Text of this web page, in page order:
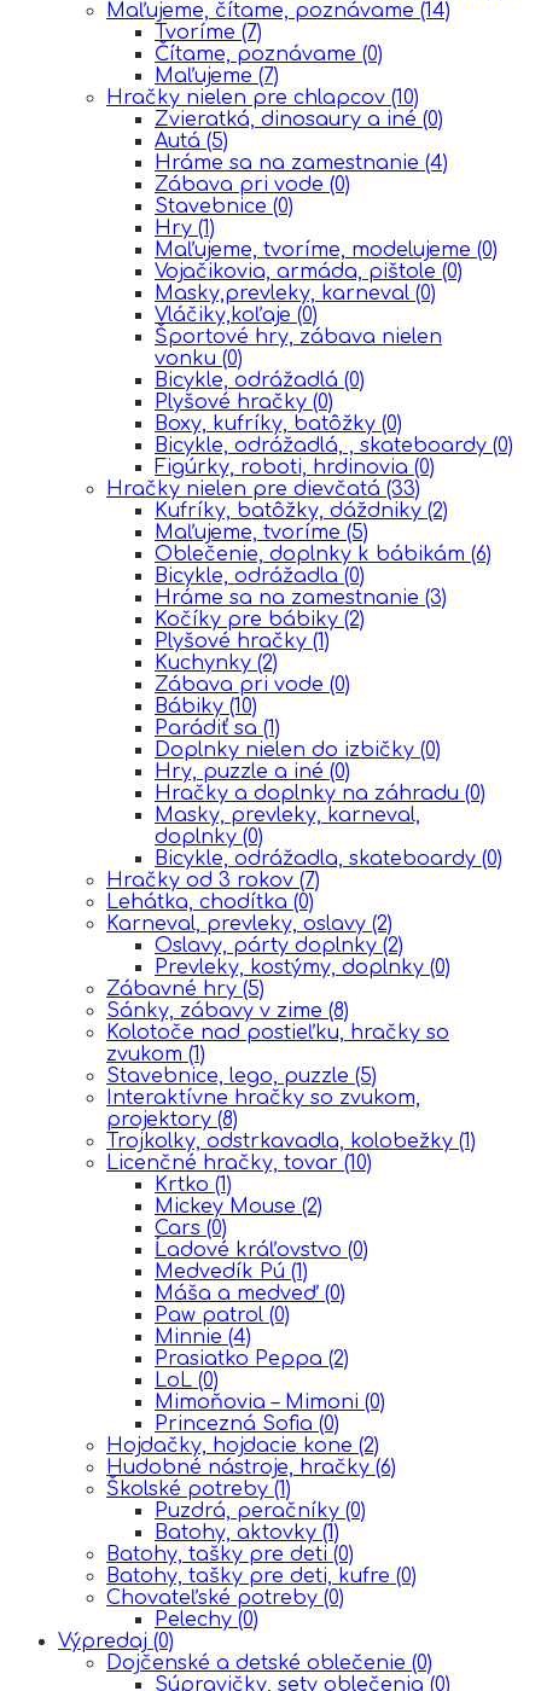
Maľujeme, čítame, poznávame (14)
Tvoríme (7)
Čítame, poznávame (0)
Maľujeme (7)
Hračky nielen pre chlapcov (10)
Zvieratká, dinosaury a iné (0)
Autá (5)
Hráme sa na zamestnanie (4)
Zábava pri vode (0)
Stavebnice (0)
Hry (1)
Maľujeme, tvoríme, modelujeme (0)
Vojačikovia, armáda, pištole (0)
Masky,prevleky, karneval (0)
Vláčiky,koľaje (0)
Športové hry, zábava nielen
vonku (0)
Bicykle, odrážadlá (0)
Plyšové hračky (0)
Boxy, kufríky, batôžky (0)
Bicykle, odrážadlá, , skateboardy (0)
Figúrky, roboti, hrdinovia (0)
Hračky nielen pre dievčatá (33)
Kufríky, batôžky, dáždniky (2)
Maľujeme, tvoríme (5)
Oblečenie, doplnky k bábikám (6)
Bicykle, odrážadla (0)
Hráme sa na zamestnanie (3)
Kočíky pre bábiky (2)
Plyšové hračky (1)
Kuchynky (2)
Zábava pri vode (0)
Bábiky (10)
Parádiť sa (1)
Doplnky nielen do izbičky (0)
Hry, puzzle a iné (0)
Hračky a doplnky na záhradu (0)
Masky, prevleky, karneval,
doplnky (0)
Bicykle, odrážadla, skateboardy (0)
Hračky od 3 rokov (7)
Lehátka, chodítka (0)
Karneval, prevleky, oslavy (2)
Oslavy, párty doplnky (2)
Prevleky, kostýmy, doplnky (0)
Zábavné hry (5)
Sánky, zábavy v zime (8)
Kolotoče nad postieľku, hračky so
zvukom (1)
Stavebnice, lego, puzzle (5)
Interaktívne hračky so zvukom,
projektory (8)
Trojkolky, odstrkavadla, kolobežky (1)
Licenčné hračky, tovar (10)
Krtko (1)
Mickey Mouse (2)
Cars (0)
Ĺadové kráľovstvo (0)
Medvedík Pú (1)
Máša a medveď (0)
Paw patrol (0)
Minnie (4)
Prasiatko Peppa (2)
LoL (0)
Mimoňovia – Mimoni (0)
Princezná Sofia (0)
Hojdačky, hojdacie kone (2)
Hudobné nástroje, hračky (6)
Školské potreby (1)
Puzdrá, peračníky (0)
Batohy, aktovky (1)
Batohy, tašky pre deti (0)
Batohy, tašky pre deti, kufre (0)
Chovateľské potreby (0)
Pelechy (0)
Výpredaj (0)
Dojčenské a detské oblečenie (0)
Súpravičky, sety oblečenia (0)